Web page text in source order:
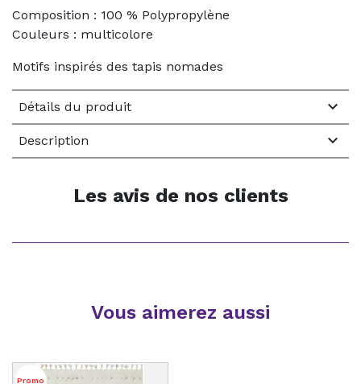
Composition : 100 % Polypropylène
Couleurs : multicolore
Motifs inspirés des tapis nomades
Détails du produit 
Description 
Les avis de nos clients
Vous aimerez aussi
Promo